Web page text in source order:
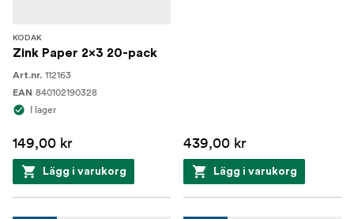
KODAK
Zink Paper 2x3 20-pack
Art.nr. 112163
EAN 840102190328
I lager
149,00 kr
Lägg i varukorg
439,00 kr
Lägg i varukorg